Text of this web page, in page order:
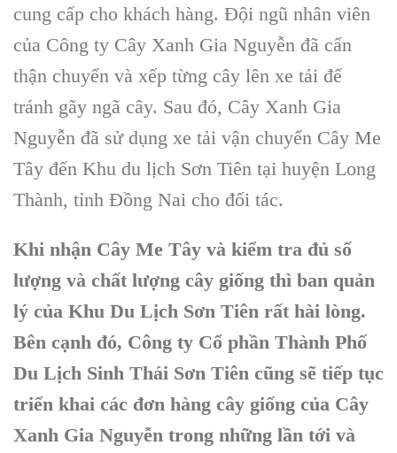
cung cấp cho khách hàng. Đội ngũ nhân viên
của Công ty Cây Xanh Gia Nguyễn đã cẩn
thận chuyển và xếp từng cây lên xe tải để
tránh gãy ngã cây. Sau đó, Cây Xanh Gia
Nguyễn đã sử dụng xe tải vận chuyển Cây Me
Tây đến Khu du lịch Sơn Tiên tại huyện Long
Thành, tỉnh Đồng Nai cho đối tác.
Khi nhận Cây Me Tây và kiểm tra đủ số
lượng và chất lượng cây giống thì ban quản
lý của Khu Du Lịch Sơn Tiên rất hài lòng.
Bên cạnh đó, Công ty Cổ phần Thành Phố
Du Lịch Sinh Thái Sơn Tiên cũng sẽ tiếp tục
triển khai các đơn hàng cây giống của Cây
Xanh Gia Nguyễn trong những lần tới và